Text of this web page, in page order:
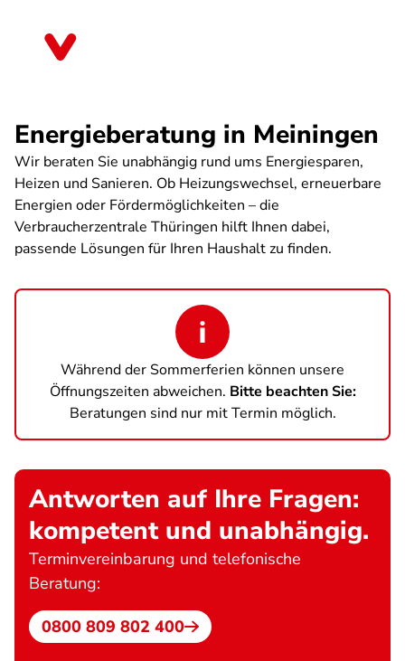
Energieberatung in Meiningen
Wir beraten Sie unabhängig rund ums Energiesparen,
Heizen und Sanieren. Ob Heizungswechsel, erneuerbare
Energien oder Fördermöglichkeiten – die
Verbraucherzentrale Thüringen hilft Ihnen dabei,
passende Lösungen für Ihren Haushalt zu finden.
Während der Sommerferien können unsere
Öffnungszeiten abweichen. Bitte beachten Sie:
Beratungen sind nur mit Termin möglich.
Antworten auf Ihre Fragen:
kompetent und unabhängig.
Terminvereinbarung und telefonische
Beratung:
0800 809 802 400